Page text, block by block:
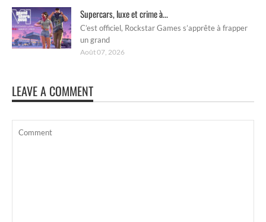
Supercars, luxe et crime à...
C’est officiel, Rockstar Games s’apprête à frapper
un grand
Août 07, 2026
LEAVE A COMMENT